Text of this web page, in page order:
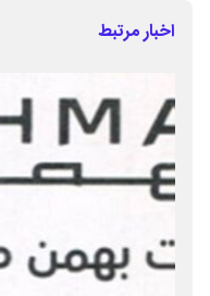
اخبار مرتبط